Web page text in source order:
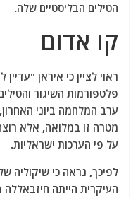
הטילים הבליסטיים שלה.
קו אדום
ראוי לציין כי איראן
פלטפורמות השיגור
ערב המלחמה ביוני
מטרה זו במלואה, אלא
על פי הערכות ישראליות.
לפיכך, נראה כי
העיקרית הייתה חיזבאללה